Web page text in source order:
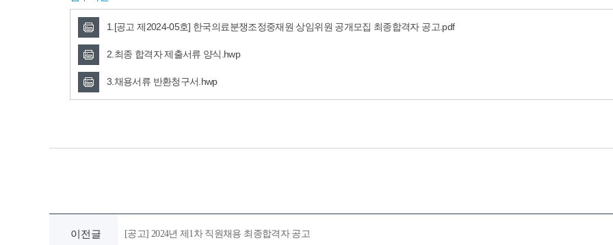
1.[공고 제2024-05호] 한국의료분쟁조정중재원 상임위원 공개모집 최종합격자 공고.pdf
2.최종 합격자 제출서류 양식.hwp
3.채용서류 반환청구서.hwp
이전글 [공고] 2024년 제1차 직원채용 최종합격자 공고